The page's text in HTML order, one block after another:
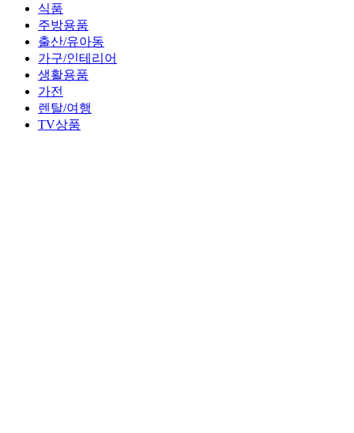
식품
주방용품
출산/유아동
가구/인테리어
생활용품
가전
렌탈/여행
TV상품